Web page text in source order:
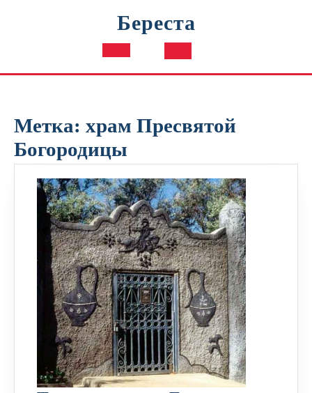
Береста
Кнопка
Метка: храм Пресвятой
Богородицы